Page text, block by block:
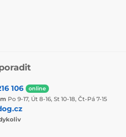
106 online
Po 9-17, Út 8-16, St 10-18, Čt-Pá 7-15